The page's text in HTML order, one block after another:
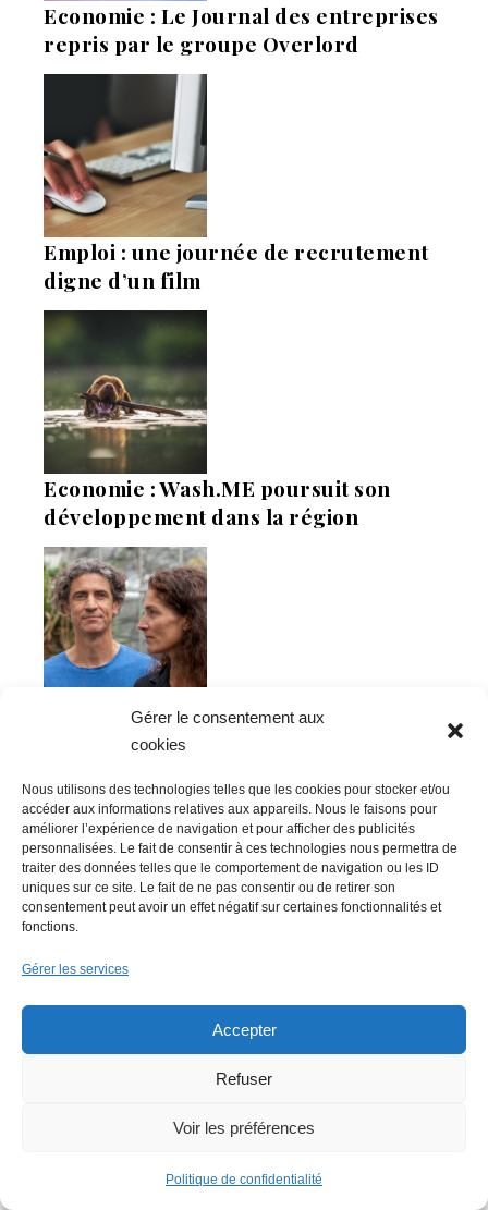
Gérer le consentement aux
cookies
Nous utilisons des technologies telles que les cookies pour stocker et/ou
accéder aux informations relatives aux appareils. Nous le faisons pour
améliorer l’expérience de navigation et pour afficher des publicités
personnalisées. Le fait de consentir à ces technologies nous permettra de
traiter des données telles que le comportement de navigation ou les ID
uniques sur ce site. Le fait de ne pas consentir ou de retirer son
consentement peut avoir un effet négatif sur certaines fonctionnalités et
fonctions.
Gérer les services
Accepter
Refuser
Voir les préférences
Politique de confidentialité
Economie : Le Journal des entreprises
repris par le groupe Overlord
Emploi : une journée de recrutement
digne d’un film
Economie : Wash.ME poursuit son
développement dans la région
La Mer Salée, maison d’édition,
soutenue par 300 citoyens
Flowrette rachetée, relocalise sa